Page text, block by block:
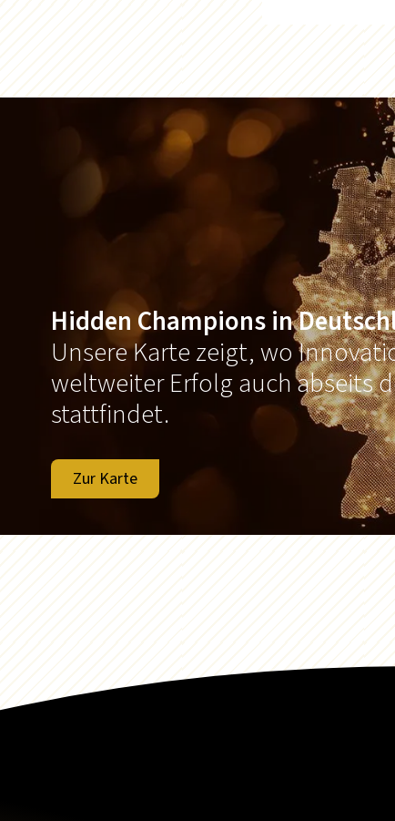
Hidden Champions in
Unsere Karte zeigt, wo
weltweiter Erfolg auch abseits
stattfindet.
Zur Karte